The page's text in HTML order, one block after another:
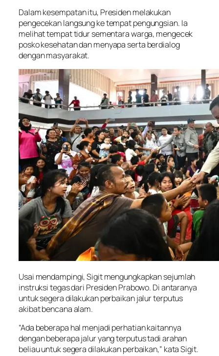
Dalam kesempatan itu, Presiden melakukan
pengecekan langsung ke tempat pengungsian. Ia
melihat tempat tidur sementara warga, mengecek
posko kesehatan dan menyapa serta berdialog
dengan masyarakat.
Usai mendampingi, Sigit mengungkapkan sejumlah
instruksi tegas dari Presiden Prabowo. Di antaranya
untuk segera dilakukan perbaikan jalur terputus
akibat bencana alam.
“Ada beberapa hal menjadi perhatian kaitannya
dengan beberapa jalur yang terputus tadi arahan
beliau untuk segera dilakukan perbaikan,” kata Sigit.